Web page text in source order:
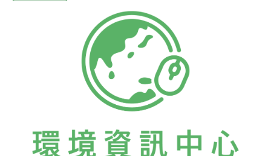
界的自然寶藏。1993年春天，自從省府同意木材麥克米倫
林業公司，可以在溫哥華島西海岸的格里夸灣，大規模砍
伐世界少數僅存的溫帶古老雨林，而引起本地環保人士與
國際媒體極度關切。生態保育人士為了抗議砍伐，為保護
千年老樹而不惜被捕阻路，因此有超過八百五十多人分別
被警方拘押起訴判刑。接著，更有英國最大衛生紙製造商
史考特公司，引據麥布公司濫伐林木理由，宣佈取消與該